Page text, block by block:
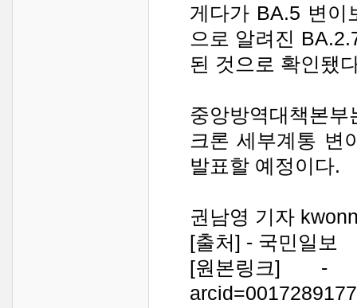
게다가 BA.5 변이
으로 알려진
된 것으로 확인됐
중앙방역대책본
크론 세부계통 변
발표할 예정이다.
권남영 기자
[출처] - 국민일보
[원본링크] -